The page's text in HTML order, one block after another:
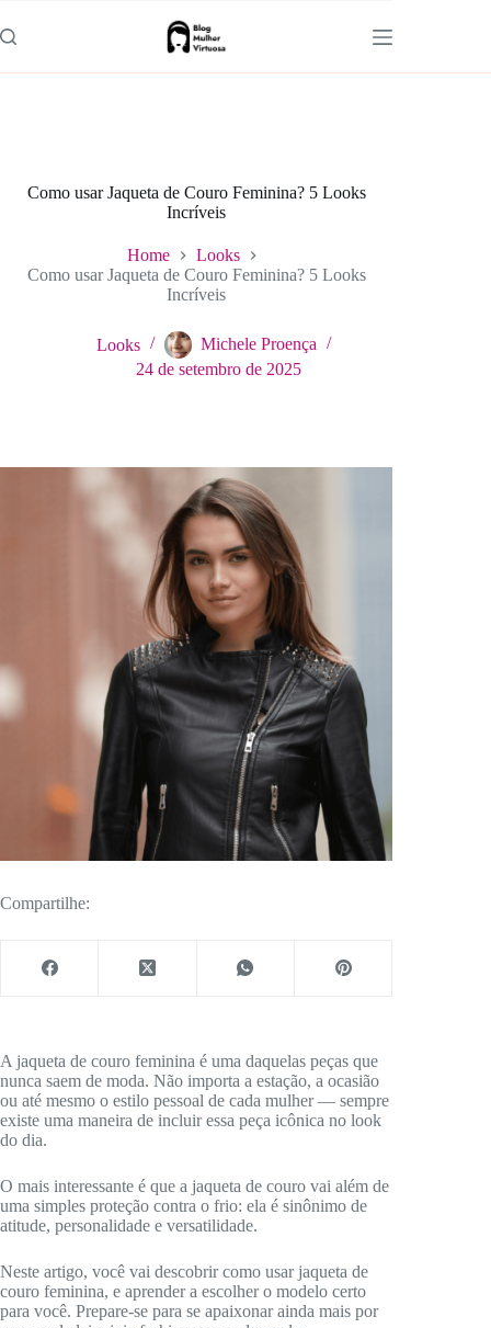
para
o
Como usar Jaqueta de Couro Feminina? 5 Looks
Incríveis
Home
Looks
Como usar Jaqueta de Couro Feminina? 5 Looks
Incríveis
Looks
Michele Proença
24 de setembro de 2025
Compartilhe:
A jaqueta de couro feminina é uma daquelas peças que
nunca saem de moda. Não importa a estação, a ocasião
ou até mesmo o estilo pessoal de cada mulher — sempre
existe uma maneira de incluir essa peça icônica no look
do dia.
O mais interessante é que a jaqueta de couro vai além de
uma simples proteção contra o frio: ela é sinônimo de
atitude, personalidade e versatilidade.
Neste artigo, você vai descobrir como usar jaqueta de
couro feminina, e aprender a escolher o modelo certo
para você. Prepare-se para se apaixonar ainda mais por